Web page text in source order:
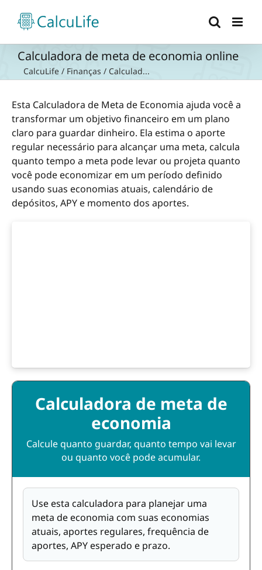
para
conteúdo
Calculadora de meta de economia online
CalcuLife / Finanças / Calculad...
Esta Calculadora de Meta de Economia ajuda você a
transformar um objetivo financeiro em um plano
claro para guardar dinheiro. Ela estima o aporte
regular necessário para alcançar uma meta, calcula
quanto tempo a meta pode levar ou projeta quanto
você pode economizar em um período definido
usando suas economias atuais, calendário de
depósitos, APY e momento dos aportes.
Calculadora de meta de
economia
Calcule quanto guardar, quanto tempo vai levar
ou quanto você pode acumular.
Use esta calculadora para planejar uma
meta de economia com suas economias
atuais, aportes regulares, frequência de
aportes, APY esperado e prazo.